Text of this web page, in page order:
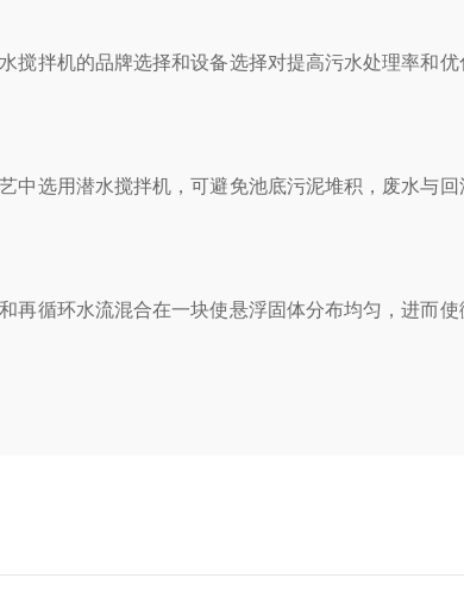
拌机的品牌选择和设备选择对提高污水处理率和优
选用潜水搅拌机，可避免池底污泥堆积，废水与回
循环水流混合在一块使悬浮固体分布均匀，进而使